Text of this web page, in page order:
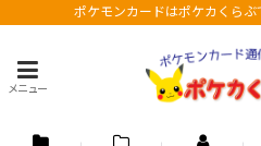
ポケモンカードはポケカくら
メニュー